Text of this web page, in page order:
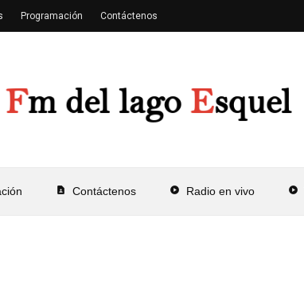
contact_page Contáctenos play_circle Radio en vivo play_circle
Programación Contáctenos